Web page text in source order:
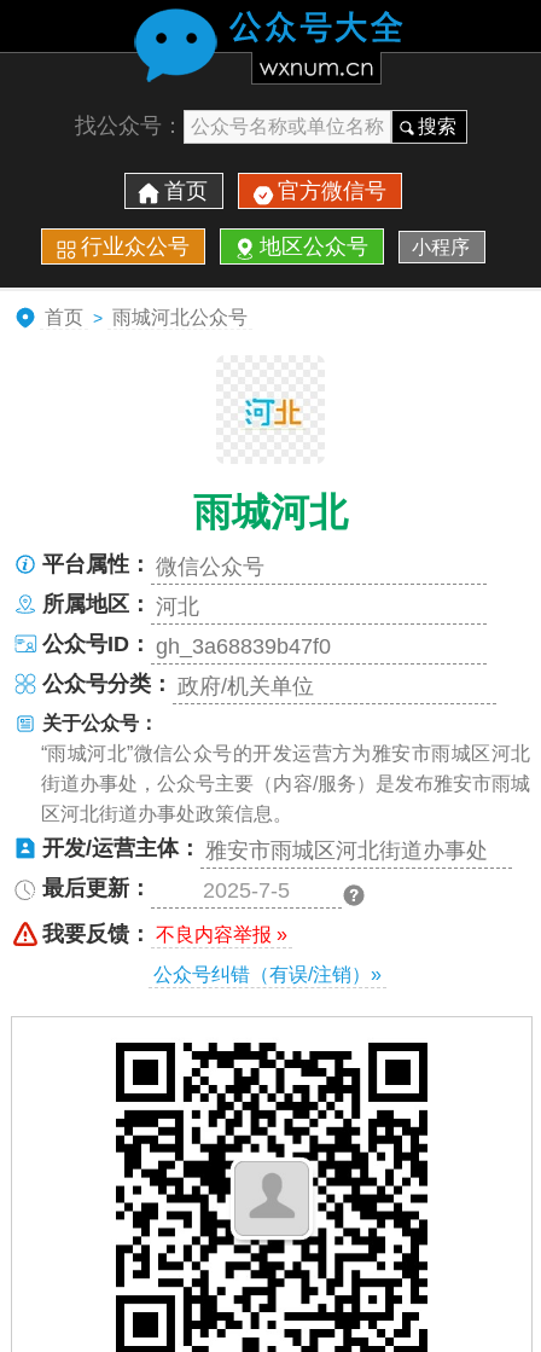
找公众号： 搜索
首页 官方微信号
行业众公号 地区公众号 小程序
首页 > 雨城河北公众号
雨城河北
平台属性： 微信公众号
所属地区： 河北
公众号ID： gh_3a68839b47f0
公众号分类： 政府/机关单位
关于公众号：
“雨城河北”微信公众号的开发运营方为雅安市雨城区河北
街道办事处，公众号主要（内容/服务）是发布雅安市雨城
区河北街道办事处政策信息。
开发/运营主体： 雅安市雨城区河北街道办事处
最后更新：
2025-7-5
我要反馈：
不良内容举报 »
公众号纠错（有误/注销）»